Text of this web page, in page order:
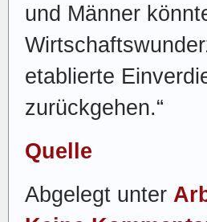
und Männer
etablierte
zurückgehen.“
Quelle
Abgelegt unter